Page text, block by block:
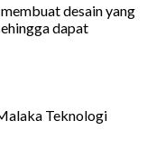
desain yang
dapat
Teknologi